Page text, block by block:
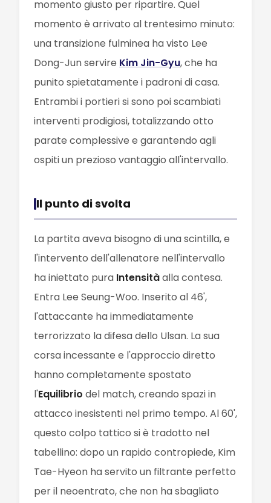
momento giusto per ripartire. Quel
momento è arrivato al trentesimo minuto:
una transizione fulminea ha visto Lee
Dong-Jun servire Kim Jin-Gyu, che ha
punito spietatamente i padroni di casa.
Entrambi i portieri si sono poi scambiati
interventi prodigiosi, totalizzando otto
parate complessive e garantendo agli
ospiti un prezioso vantaggio all'intervallo.
Il punto di svolta
La partita aveva bisogno di una scintilla, e
l'intervento dell'allenatore nell'intervallo
ha iniettato pura Intensitàalla contesa.
Entra Lee Seung-Woo. Inserito al 46',
l'attaccante ha immediatamente
terrorizzato la difesa dello Ulsan. La sua
corsa incessante e l'approccio diretto
hanno completamente spostato
l'Equilibrio del match, creando spazi in
attacco inesistenti nel primo tempo. Al 60',
questo colpo tattico si è tradotto nel
tabellino: dopo un rapido contropiede, Kim
Tae-Hyeon ha servito un filtrante perfetto
per il neoentrato, che non ha sbagliato